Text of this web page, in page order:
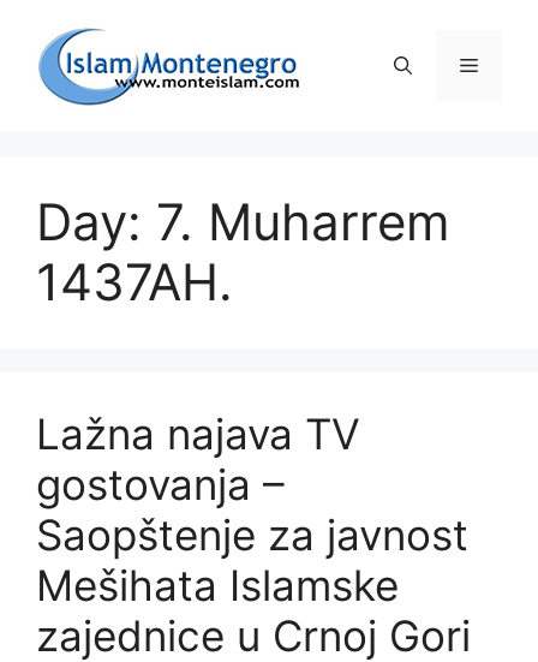
sadržaj
Day: 7. Muharrem
1437AH.
Lažna najava TV
gostovanja –
Saopštenje za javnost
Mešihata Islamske
zajednice u Crnoj Gori